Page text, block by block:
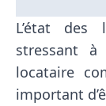
L’état
stressant
locataire
important